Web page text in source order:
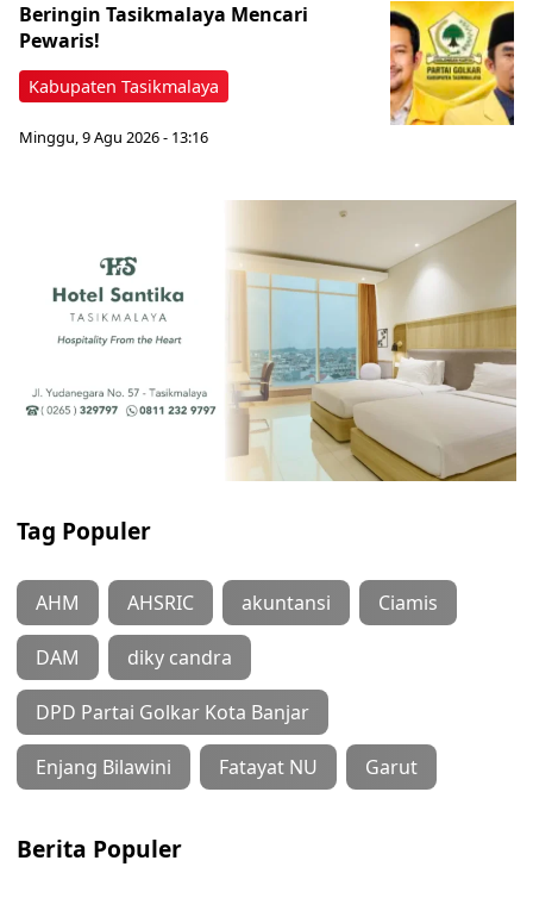
Kabupaten Tasikmalaya
Beringin Tasikmalaya Mencari
Pewaris!
Minggu, 9 Agu 2026 - 13:16
Tag Populer
AHM AHSRIC akuntansi Ciamis
DAM diky candra
DPD Partai Golkar Kota Banjar
Enjang Bilawini Fatayat NU Garut
Berita Populer